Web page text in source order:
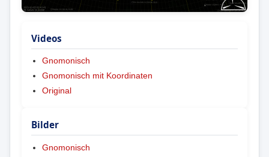
Videos
Gnomonisch
Gnomonisch mit Koordinaten
Original
Bilder
Gnomonisch